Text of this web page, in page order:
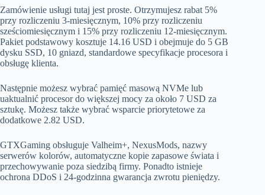
Zamówienie usługi tutaj jest proste. Otrzymujesz rabat 5%
przy rozliczeniu 3-miesięcznym, 10% przy rozliczeniu
sześciomiesięcznym i 15% przy rozliczeniu 12-miesięcznym.
Pakiet podstawowy kosztuje 14.16 USD i obejmuje do 5 GB
dysku SSD, 10 gniazd, standardowe specyfikacje procesora i
obsługę klienta.
Następnie możesz wybrać pamięć masową NVMe lub
uaktualnić procesor do większej mocy za około 7 USD za
sztukę. Możesz także wybrać wsparcie priorytetowe za
dodatkowe 2.82 USD.
GTXGaming obsługuje Valheim+, NexusMods, nazwy
serwerów kolorów, automatyczne kopie zapasowe świata i
przechowywanie poza siedzibą firmy. Ponadto istnieje
ochrona DDoS i 24-godzinna gwarancja zwrotu pieniędzy.